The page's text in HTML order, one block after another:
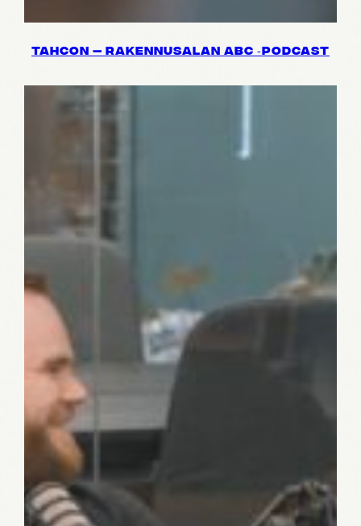
TAHCON — RAKEN­NUSA­LAN ABC ‑PODCAST